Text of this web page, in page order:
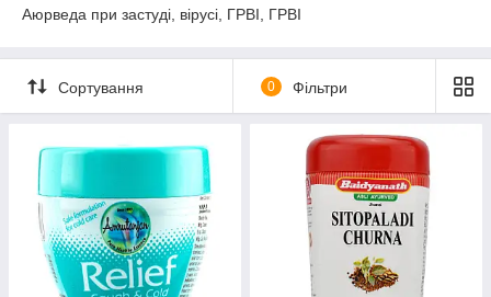
Аюрведа при застуді, вірусі, ГРВІ, ГРВІ
Сортування 0 Фільтри